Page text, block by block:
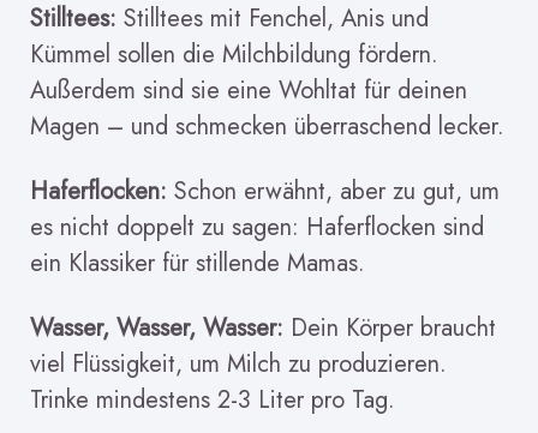
Stilltees: Stilltees mit Fenchel, Anis und
Kümmel sollen die Milchbildung fördern.
Außerdem sind sie eine Wohltat für deinen
Magen – und schmecken überraschend lecker.
Haferflocken: Schon erwähnt, aber zu gut, um
es nicht doppelt zu sagen: Haferflocken sind
ein Klassiker für stillende Mamas.
Wasser, Wasser, Wasser: Dein Körper braucht
viel Flüssigkeit, um Milch zu produzieren.
Trinke mindestens 2-3 Liter pro Tag.